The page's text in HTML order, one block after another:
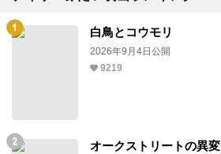
白鳥とコウモリ
2026年9月4日公開
9219
オークストリートの異変